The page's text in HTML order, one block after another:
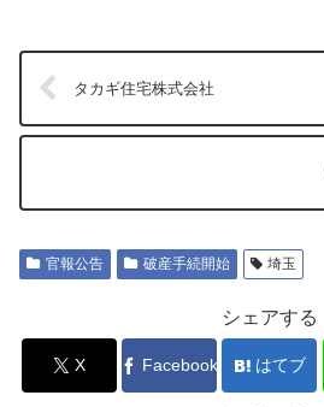
タカギ住宅株式会社
官報公告 破産手続開始 埼玉
シェアする
X Facebook はてブ